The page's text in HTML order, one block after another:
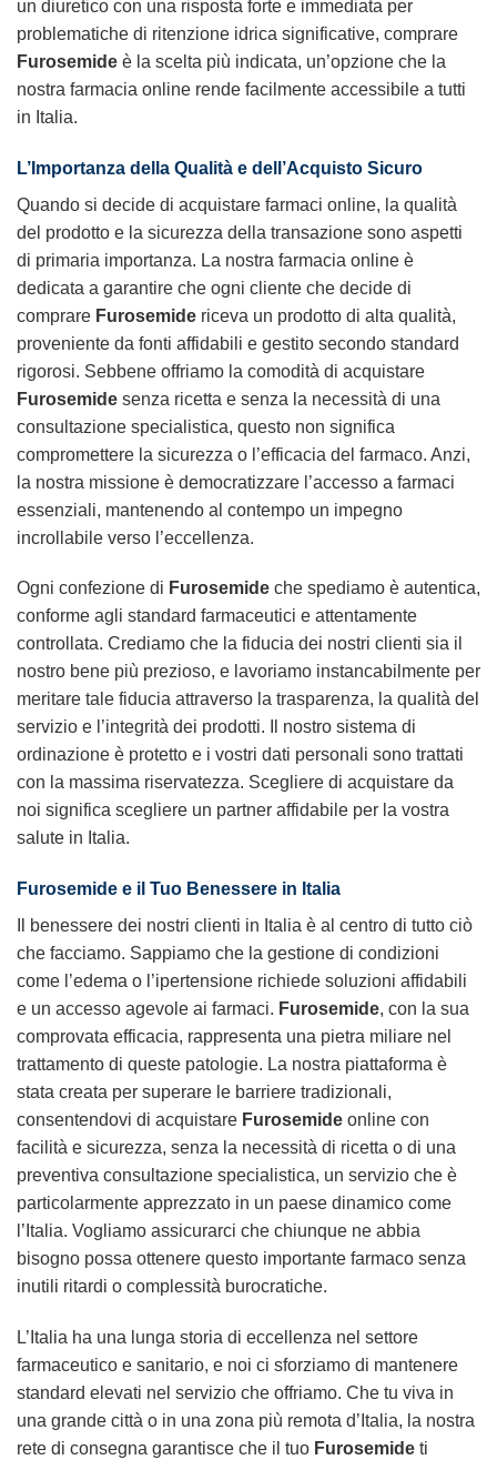
un diuretico con una risposta forte e immediata per
problematiche di ritenzione idrica significative, comprare
Furosemide è la scelta più indicata, un’opzione che la
nostra farmacia online rende facilmente accessibile a tutti
in Italia.
L’Importanza della Qualità e dell’Acquisto Sicuro
Quando si decide di acquistare farmaci online, la qualità
del prodotto e la sicurezza della transazione sono aspetti
di primaria importanza. La nostra farmacia online è
dedicata a garantire che ogni cliente che decide di
comprare Furosemide riceva un prodotto di alta qualità,
proveniente da fonti affidabili e gestito secondo standard
rigorosi. Sebbene offriamo la comodità di acquistare
Furosemide senza ricetta e senza la necessità di una
consultazione specialistica, questo non significa
compromettere la sicurezza o l’efficacia del farmaco. Anzi,
la nostra missione è democratizzare l’accesso a farmaci
essenziali, mantenendo al contempo un impegno
incrollabile verso l’eccellenza.
Ogni confezione di Furosemide che spediamo è autentica,
conforme agli standard farmaceutici e attentamente
controllata. Crediamo che la fiducia dei nostri clienti sia il
nostro bene più prezioso, e lavoriamo instancabilmente per
meritare tale fiducia attraverso la trasparenza, la qualità del
servizio e l’integrità dei prodotti. Il nostro sistema di
ordinazione è protetto e i vostri dati personali sono trattati
con la massima riservatezza. Scegliere di acquistare da
noi significa scegliere un partner affidabile per la vostra
salute in Italia.
Furosemide e il Tuo Benessere in Italia
Il benessere dei nostri clienti in Italia è al centro di tutto ciò
che facciamo. Sappiamo che la gestione di condizioni
come l’edema o l’ipertensione richiede soluzioni affidabili
e un accesso agevole ai farmaci. Furosemide, con la sua
comprovata efficacia, rappresenta una pietra miliare nel
trattamento di queste patologie. La nostra piattaforma è
stata creata per superare le barriere tradizionali,
consentendovi di acquistare Furosemide online con
facilità e sicurezza, senza la necessità di ricetta o di una
preventiva consultazione specialistica, un servizio che è
particolarmente apprezzato in un paese dinamico come
l’Italia. Vogliamo assicurarci che chiunque ne abbia
bisogno possa ottenere questo importante farmaco senza
inutili ritardi o complessità burocratiche.
L’Italia ha una lunga storia di eccellenza nel settore
farmaceutico e sanitario, e noi ci sforziamo di mantenere
standard elevati nel servizio che offriamo. Che tu viva in
una grande città o in una zona più remota d’Italia, la nostra
rete di consegna garantisce che il tuo Furosemide ti